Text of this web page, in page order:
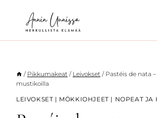
sisältöön
/ Pikkumakeat / Leivokset / Pastéis de nata
mustikoilla
LEIVOKSET | MÖKKIOHJEET | NOPEAT JA